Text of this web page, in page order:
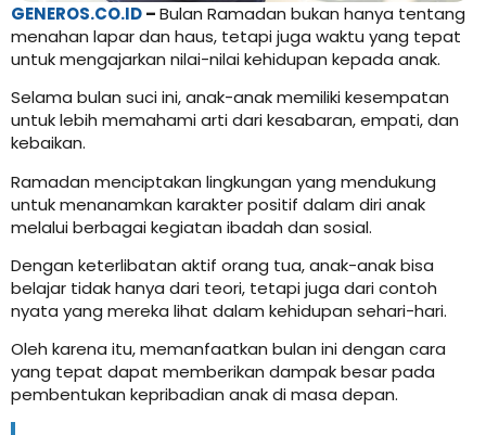
GENEROS.CO.ID–Bulan Ramadan bukan hanya tentang
menahan lapar dan haus, tetapi juga waktu yang tepat
untuk mengajarkan nilai-nilai kehidupan kepada anak.
Selama bulan suci ini, anak-anak memiliki kesempatan
untuk lebih memahami arti dari kesabaran, empati, dan
kebaikan.
Ramadan menciptakan lingkungan yang mendukung
untuk menanamkan karakter positif dalam diri anak
melalui berbagai kegiatan ibadah dan sosial.
Dengan keterlibatan aktif orang tua, anak-anak bisa
belajar tidak hanya dari teori, tetapi juga dari contoh
nyata yang mereka lihat dalam kehidupan sehari-hari.
Oleh karena itu, memanfaatkan bulan ini dengan cara
yang tepat dapat memberikan dampak besar pada
pembentukan kepribadian anak di masa depan.